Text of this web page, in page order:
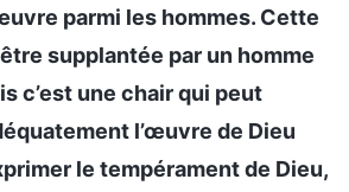
parmi les hommes. Cette
supplantée par un homme
c’est une chair qui peut
l’œuvre de Dieu
le tempérament de Dieu,